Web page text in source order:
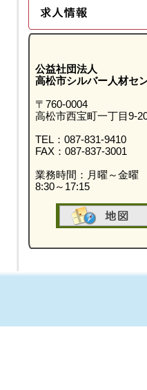
公益社団法人
高松市シルバー人材セ
〒760-0004
高松市西宝町一丁目9-
TEL：087-831-9410
FAX：087-837-3001
業務時間：月曜～金曜
8:30～17:15